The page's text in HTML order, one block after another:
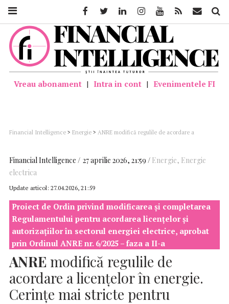
Vreau abonament | Intra in cont | Evenimentele FI
Financial Intelligence > Energie > ANRE modifică regulile de acordare a
Financial Intelligence 27 aprilie 2026, 21:59 Energie, Energie
electrica
Update articol: 27.04.2026, 21:59
Proiect de Ordin privind modificarea şi completarea
Regulamentului pentru acordarea licenţelor şi
autorizaţiilor în sectorul energiei electrice, aprobat
prin Ordinul ANRE nr. 6/2025 – faza a II-a
ANRE modifică regulile de
acordare a licențelor în energie.
Cerințe mai stricte pentru
FacebookTwitter LinkedinInstagramYoutube Feed Mail